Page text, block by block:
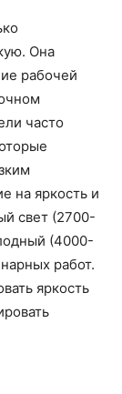
Она
рабочей
часто
на яркость и
свет (2700-
(4000-
работ.
яркость